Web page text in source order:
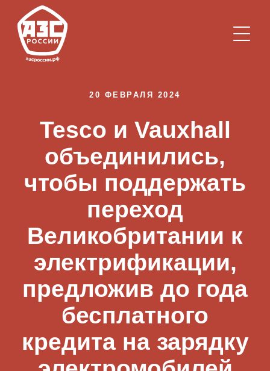
20 ФЕВРАЛЯ 2024
Tesco и Vauxhall
объединились,
чтобы поддержать
переход
Великобритании к
электрификации,
предложив до года
бесплатного
кредита на зарядку